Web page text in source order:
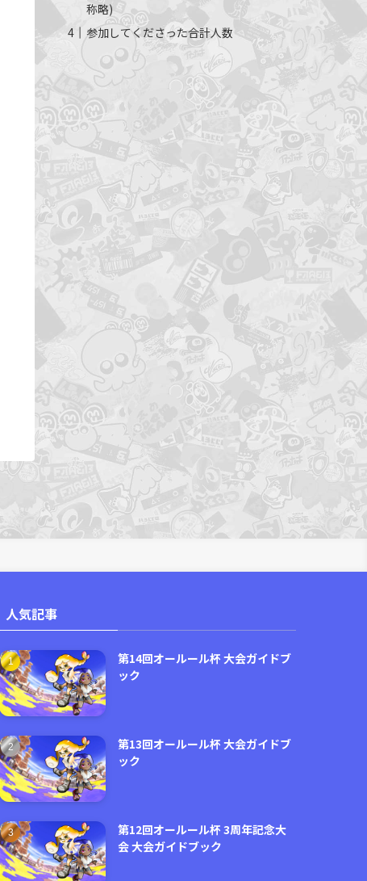
称略)
参加してくださった合計人数
人気記事
第14回オールール杯 大会ガイドブ
ック
第13回オールール杯 大会ガイドブ
ック
第12回オールール杯 3周年記念大
会 大会ガイドブック